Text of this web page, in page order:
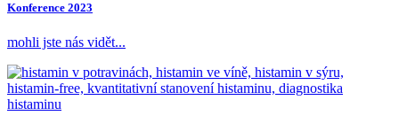
Konference 2023
mohli jste nás vidět...